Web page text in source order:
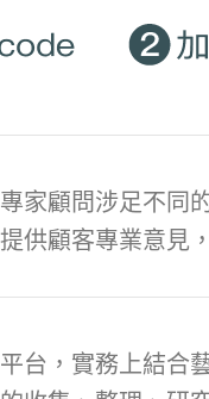
家顧問涉足不同
供顧客專業意見
台，實務上結